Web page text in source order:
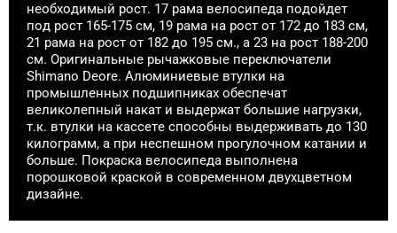
необходимый рост. 17 рама велосипеда подойдет
под рост 165-175 см, 19 рама на рост от 172 до 183 см,
21 рама на рост от 182 до 195 см., а 23 на рост 188-200
см. Оригинальные рычажковые переключатели
Shimano Deore. Алюминиевые втулки на
промышленных подшипниках обеспечат
великолепный накат и выдержат большие нагрузки,
т.к. втулки на кассете способны выдерживать до 130
килограмм, а при неспешном прогулочном катании и
больше. Покраска велосипеда выполнена
порошковой краской в современном двухцветном
дизайне.